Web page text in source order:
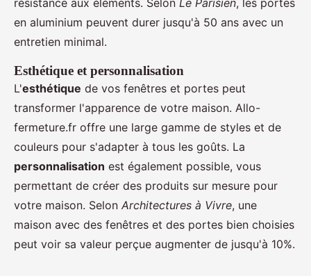
en aluminium peuvent durer jusqu'à 50 ans avec un
entretien minimal.
Esthétique et personnalisation
L'esthétique de vos fenêtres et portes peut
transformer l'apparence de votre maison. Allo-
fermeture.fr offre une large gamme de styles et de
couleurs pour s'adapter à tous les goûts. La
personnalisation est également possible, vous
permettant de créer des produits sur mesure pour
votre maison. Selon Architectures à Vivre, une
maison avec des fenêtres et des portes bien choisies
peut voir sa valeur perçue augmenter de jusqu'à 10%.